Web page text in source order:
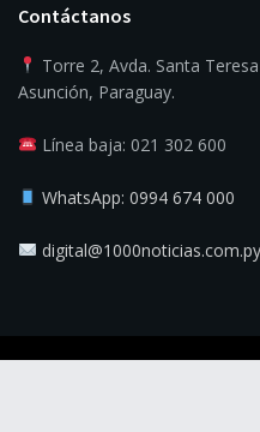
Contáctanos
Torre 2, Avda. Santa
Asunción, Paraguay.
Línea baja: 021 302 600
WhatsApp: 0994 674 000
digital@1000noticias.com.py